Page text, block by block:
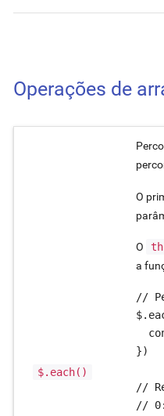
Operações de
$.each()
O
O
a
//
})
//
//